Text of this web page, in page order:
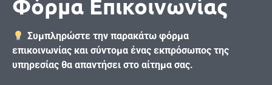
Φόρμα Επικοινωνίας
Συμπληρώστε την παρακάτω φόρμα
επικοινωνίας και σύντομα ένας εκπρόσωπος της
υπηρεσίας θα απαντήσει στο αίτημα σας.